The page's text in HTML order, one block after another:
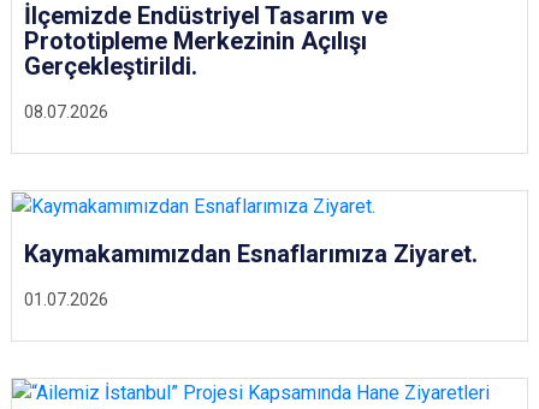
08.07.2026
İlçemizde Endüstriyel Tasarım ve
Prototipleme Merkezinin Açılışı
Gerçekleştirildi.
01.07.2026
Kaymakamımızdan Esnaflarımıza Ziyaret.